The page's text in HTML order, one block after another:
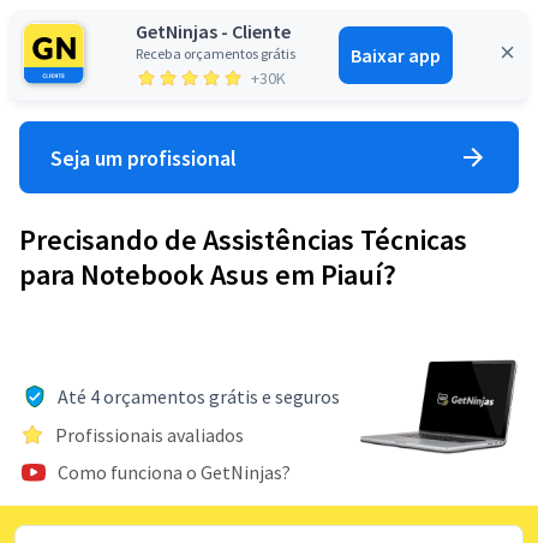
GetNinjas - Cliente
Receba orçamentos grátis
+30K
Baixar app
Entrar
Seja um profissional
Precisando de Assistências Técnicas
para Notebook Asus em Piauí?
Até 4 orçamentos grátis e seguros
Profissionais avaliados
Como funciona o GetNinjas?